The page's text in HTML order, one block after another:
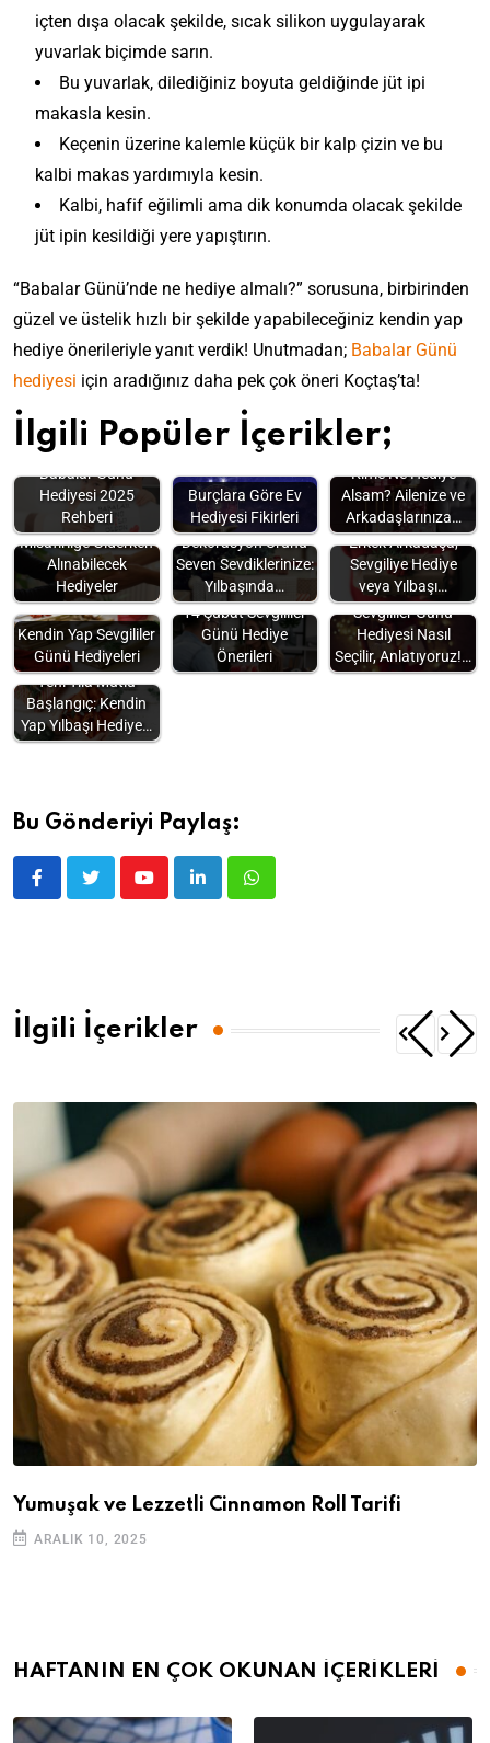
içten dışa olacak şekilde, sıcak silikon uygulayarak
yuvarlak biçimde sarın.
Bu yuvarlak, dilediğiniz boyuta geldiğinde jüt ipi
makasla kesin.
Keçenin üzerine kalemle küçük bir kalp çizin ve bu
kalbi makas yardımıyla kesin.
Kalbi, hafif eğilimli ama dik konumda olacak şekilde
jüt ipin kesildiği yere yapıştırın.
“Babalar Günü’nde ne hediye almalı?” sorusuna, birbirinden
güzel ve üstelik hızlı bir şekilde yapabileceğiniz kendin yap
hediye önerileriyle yanıt verdik! Unutmadan; Babalar Günü
hediyesi için aradığınız daha pek çok öneri Koçtaş’ta!
İlgili Popüler İçerikler;
Babalar Günü
Hediyesi 2025
Rehberi
Burçlara Göre Ev
Hediyesi Fikirleri
Kime Ne Hediye
Alsam? Ailenize ve
Arkadaşlarınıza…
Misafirliğe Giderken
Alınabilecek
Hediyeler
Dekorasyon Ürünü
Seven Sevdiklerinize:
Yılbaşında…
Erkek Arkadaşa,
Sevgiliye Hediye
veya Yılbaşı…
Kendin Yap Sevgililer
Günü Hediyeleri
14 Şubat Sevgililer
Günü Hediye
Önerileri
Sevgililer Günü
Hediyesi Nasıl
Seçilir, Anlatıyoruz!…
Yeni Yıla Mutlu
Başlangıç: Kendin
Yap Yılbaşı Hediye…
Bu Gönderiyi Paylaş:
İlgili İçerikler
Yumuşak ve Lezzetli Cinnamon Roll Tarifi
ARALIK 10, 2025
HAFTANIN EN ÇOK OKUNAN İÇERİKLERİ